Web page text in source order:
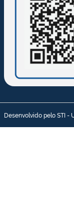
Desenvolvido pelo STI -